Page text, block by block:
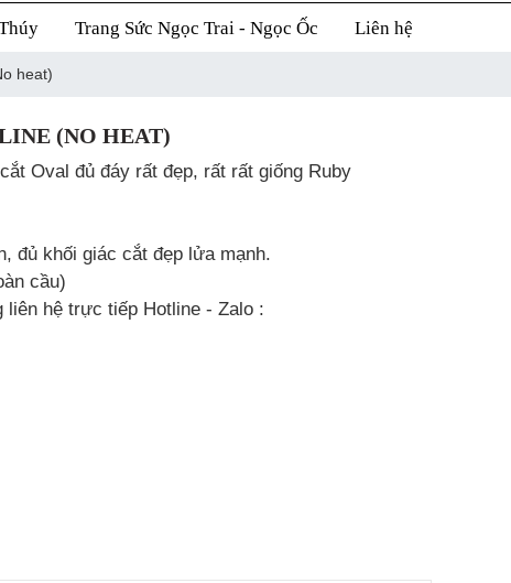
Trang Sức Ngọc Trai - Ngọc Ốc Liên hệ
heat)
(NO HEAT)
Oval đủ đáy rất đẹp, rất rất giống Ruby
đủ khối giác cắt đẹp lửa mạnh.
cầu)
liên hệ trực tiếp Hotline - Zalo :